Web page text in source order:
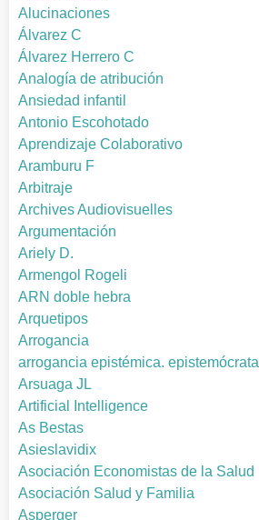
Alucinaciones
Álvarez C
Álvarez Herrero C
Analogía de atribución
Ansiedad infantil
Antonio Escohotado
Aprendizaje Colaborativo
Aramburu F
Arbitraje
Archives Audiovisuelles
Argumentación
Ariely D.
Armengol Rogeli
ARN doble hebra
Arquetipos
Arrogancia
arrogancia epistémica. epistemócrata
Arsuaga JL
Artificial Intelligence
As Bestas
Asieslavidix
Asociación Economistas de la Salud
Asociación Salud y Familia
Asperger